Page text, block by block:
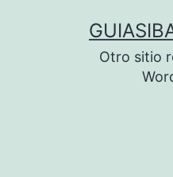
Otro sitio